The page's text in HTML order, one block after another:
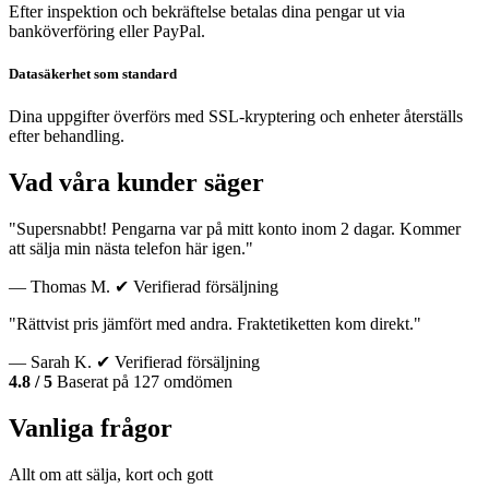
Efter inspektion och bekräftelse betalas dina pengar ut via
banköverföring eller PayPal.
Datasäkerhet som standard
Dina uppgifter överförs med SSL-kryptering och enheter återställs
efter behandling.
Vad våra kunder säger
"Supersnabbt! Pengarna var på mitt konto inom 2 dagar. Kommer
att sälja min nästa telefon här igen."
— Thomas M. ✔ Verifierad försäljning
"Rättvist pris jämfört med andra. Fraktetiketten kom direkt."
— Sarah K. ✔ Verifierad försäljning
4.8 / 5 Baserat på 127 omdömen
Vanliga frågor
Allt om att sälja, kort och gott